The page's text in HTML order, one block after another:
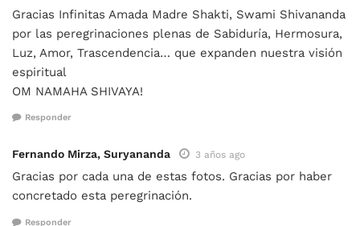
Gracias Infinitas Amada Madre Shakti, Swami Shivananda
por las peregrinaciones plenas de Sabiduría, Hermosura,
Luz, Amor, Trascendencia… que expanden nuestra visión
espiritual
OM NAMAHA SHIVAYA!
Responder
Fernando Mirza, Suryananda 3 años ago
Gracias por cada una de estas fotos. Gracias por haber
concretado esta peregrinación.
Responder